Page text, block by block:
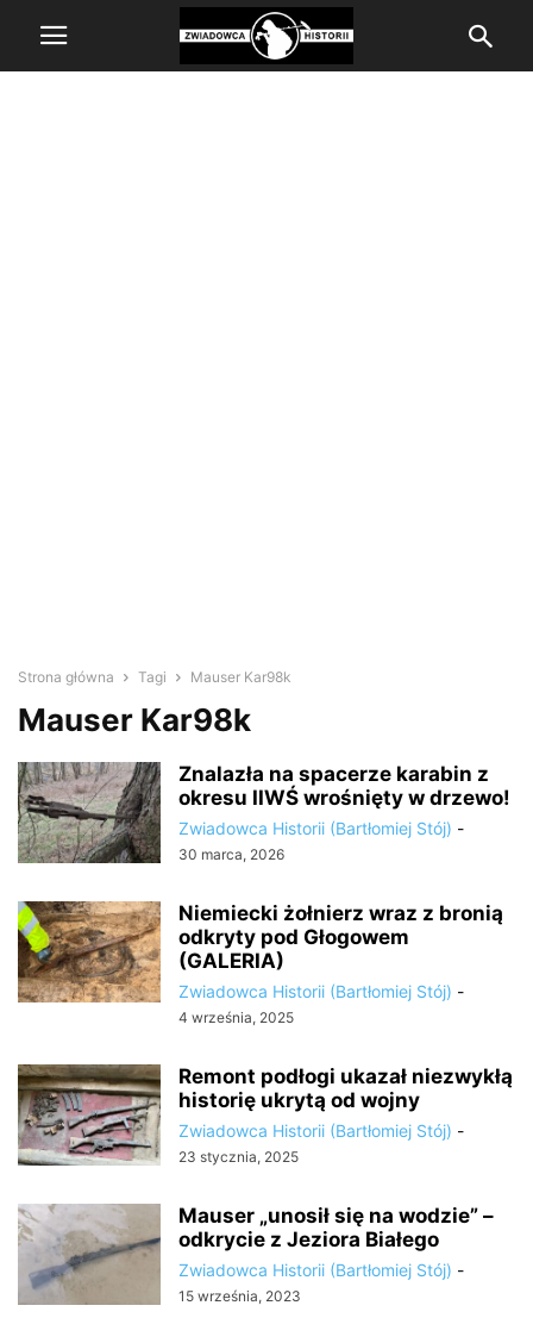
Strona główna Tagi Mauser Kar98k
Mauser Kar98k
Znalazła na spacerze karabin z
okresu IIWŚ wrośnięty w drzewo!
Zwiadowca Historii (Bartłomiej Stój) -
30 marca, 2026
Niemiecki żołnierz wraz z bronią
odkryty pod Głogowem
(GALERIA)
Zwiadowca Historii (Bartłomiej Stój) -
4 września, 2025
Remont podłogi ukazał niezwykłą
historię ukrytą od wojny
Zwiadowca Historii (Bartłomiej Stój) -
23 stycznia, 2025
Mauser „unosił się na wodzie” –
odkrycie z Jeziora Białego
Zwiadowca Historii (Bartłomiej Stój) -
15 września, 2023